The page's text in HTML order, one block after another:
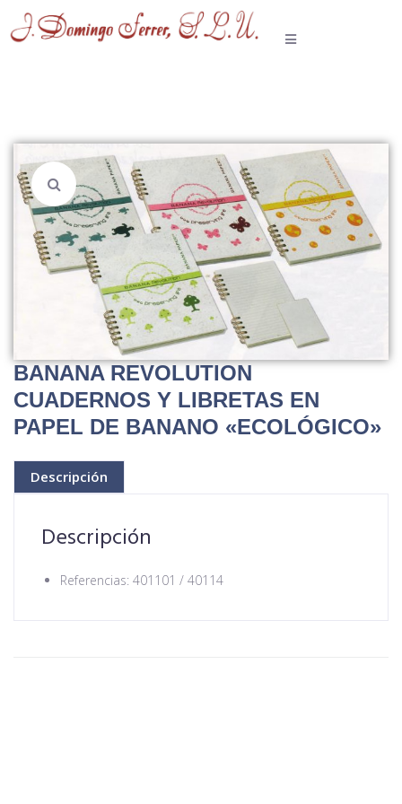
BANANA REVOLUTION
CUADERNOS Y LIBRETAS EN
PAPEL DE BANANO «ECOLÓGICO»
Descripción
Descripción
Referencias: 401101 / 40114